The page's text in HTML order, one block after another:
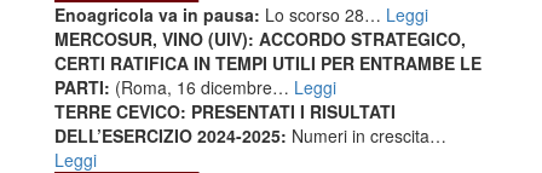
Enoagricola va in pausa: Lo scorso 28… Leggi
MERCOSUR, VINO (UIV): ACCORDO STRATEGICO,
CERTI RATIFICA IN TEMPI UTILI PER ENTRAMBE LE
PARTI: (Roma, 16 dicembre… Leggi
TERRE CEVICO: PRESENTATI I RISULTATI
DELL’ESERCIZIO 2024-2025: Numeri in crescita…
Leggi